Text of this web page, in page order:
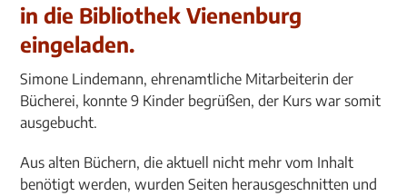
in die Bibliothek Vienenburg
eingeladen.
Simone Lindemann, ehrenamtliche Mitarbeiterin der
Bücherei, konnte 9 Kinder begrüßen, der Kurs war somit
ausgebucht.
Aus alten Büchern, die aktuell nicht mehr vom Inhalt
benötigt werden, wurden Seiten herausgeschnitten und